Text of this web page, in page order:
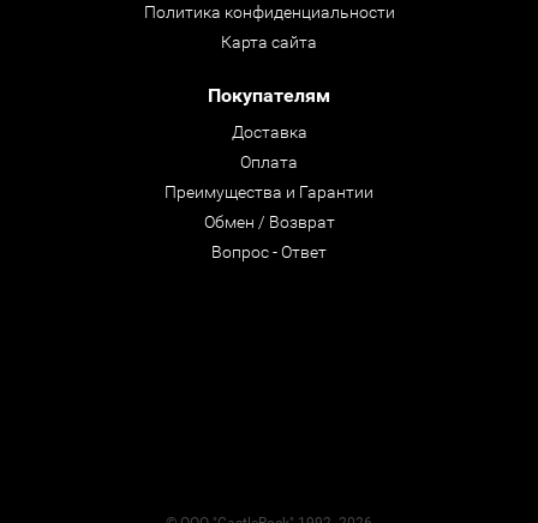
Политика конфиденциальности
Карта сайта
Покупателям
Доставка
Оплата
Преимущества и Гарантии
Обмен / Возврат
Вопрос - Ответ